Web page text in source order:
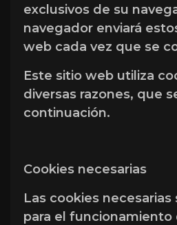
exclusivos de su
navegador enviará
web cada vez que se
Este sitio web utiliza
diversas razones, que
continuación.
Cookies necesarias
Las cookies necesarias
para el funcionamiento